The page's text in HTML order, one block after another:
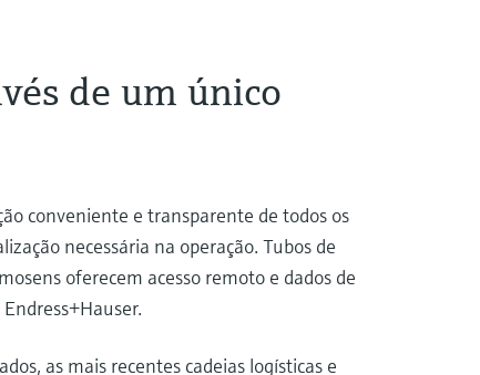
de um único
conveniente e transparente de todos os
necessária na operação. Tubos de
oferecem acesso remoto e dados de
as mais recentes cadeias logísticas e